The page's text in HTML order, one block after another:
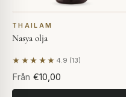
THAILAM
Nasya olja
★★★★★ 4.9 (13)
Baserat på 13 recensioner
Från €10,00